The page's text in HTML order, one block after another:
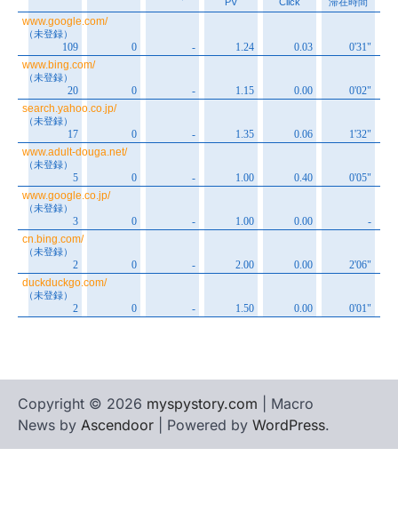
Copyright © 2026 myspystory.com | Macro
News by Ascendoor | Powered by WordPress.